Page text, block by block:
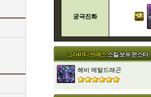
궁극진화
그라비티 브레스스킬 보유 몬스터
헤비 메탈드래곤